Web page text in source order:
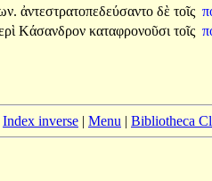
ἀντεστρατοπεδεύσαντο δὲ τοῖς
Κάσανδρον καταφρονοῦσι τοῖς
Index inverse | Menu | Bibliotheca